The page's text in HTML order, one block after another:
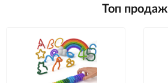
Топ продаж